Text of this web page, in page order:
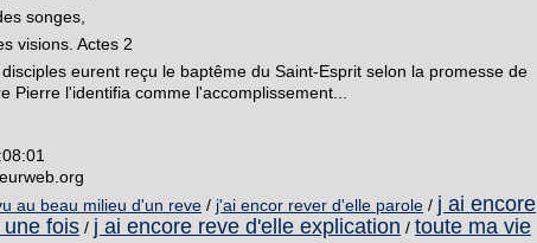
songes,
visions. Actes 2
eurent reçu le baptême du Saint-Esprit selon la promesse de
Pierre l'identifia comme l'accomplissement...
au beau milieu d'un reve / j'ai encor rever d'elle parole / j ai encore
fois / j ai encore reve d'elle explication / toute ma vie